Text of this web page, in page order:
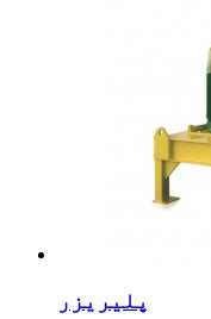
پلیریزر